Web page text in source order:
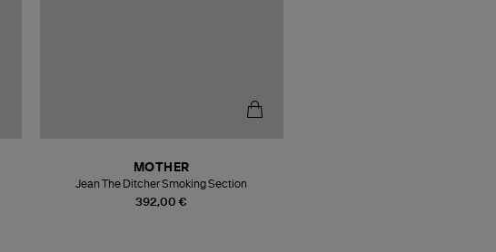
392,00 €
MOTHER
Jean The Ditcher Smoking Section